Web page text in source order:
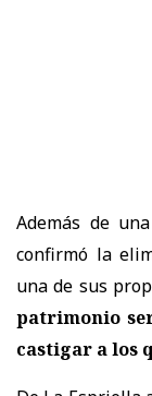
Además de
confirmó la
una de sus
patrimonio
castigar a los